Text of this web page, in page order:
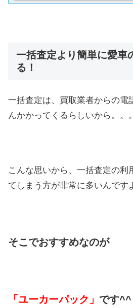
一括査定より簡単に愛車
る！
一括査定は、買取業者からの電
んかかってくるらしいから。。。
こんな思いから、一括査定の利
てしまう方が非常に多いんです
そこでおすすめなのが
「ユーカーパック」 です^^